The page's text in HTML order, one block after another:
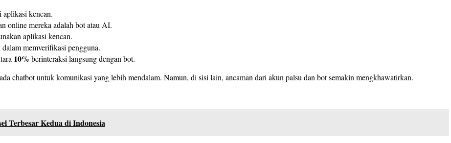
aplikasi kencan.
online mereka adalah bot atau AI.
aplikasi kencan.
memverifikasi pengguna.
10% berinteraksi langsung dengan bot.
chatbot untuk komunikasi yang lebih mendalam. Namun, di sisi lain, ancaman dari akun palsu dan bot semakin mengkhawatirkan.
Terbesar Kedua di Indonesia